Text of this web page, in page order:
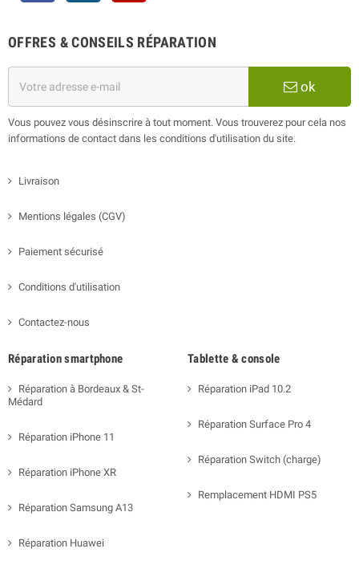
OFFRES & CONSEILS RÉPARATION
ok
Vous pouvez vous désinscrire à tout moment. Vous trouverez pour cela nos
informations de contact dans les conditions d'utilisation du site.
Livraison
Mentions légales (CGV)
Paiement sécurisé
Conditions d'utilisation
Contactez-nous
Réparation smartphone
Réparation à Bordeaux & St-
Médard
Réparation iPhone 11
Réparation iPhone XR
Réparation Samsung A13
Réparation Huawei
Tablette & console
Réparation iPad 10.2
Réparation Surface Pro 4
Réparation Switch (charge)
Remplacement HDMI PS5